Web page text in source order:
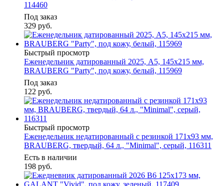
114460
Под заказ
329 руб.
Быстрый просмотр
Еженедельник датированный 2025, А5, 145х215 мм,
BRAUBERG "Party", под кожу, белый, 115969
Под заказ
122 руб.
Быстрый просмотр
Еженедельник недатированный с резинкой 171х93 мм,
BRAUBERG, твердый, 64 л., "Minimal", серый, 116311
Есть в наличии
198 руб.